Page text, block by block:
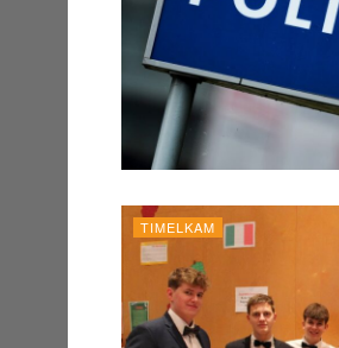
TIMELKAM